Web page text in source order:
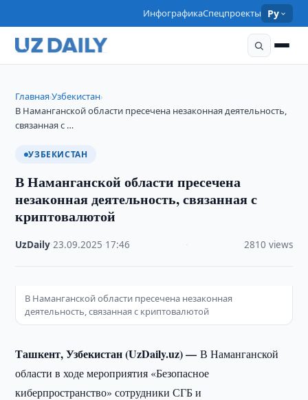
ИнфографикаСпецпроекты Ру
Главная›Узбекистан›
В Наманганской области пресечена незаконная деятельность,
связанная с …
УЗБЕКИСТАН
В Наманганской области пресечена
незаконная деятельность, связанная с
криптовалютой
UzDaily ·23.09.2025 17:46 2810 views
В Наманганской области пресечена незаконная
деятельность, связанная с криптовалютой
Ташкент, Узбекистан (UzDaily.uz) —В Наманганской
области в ходе мероприятия «Безопасное
киберпространство» сотрудники СГБ и